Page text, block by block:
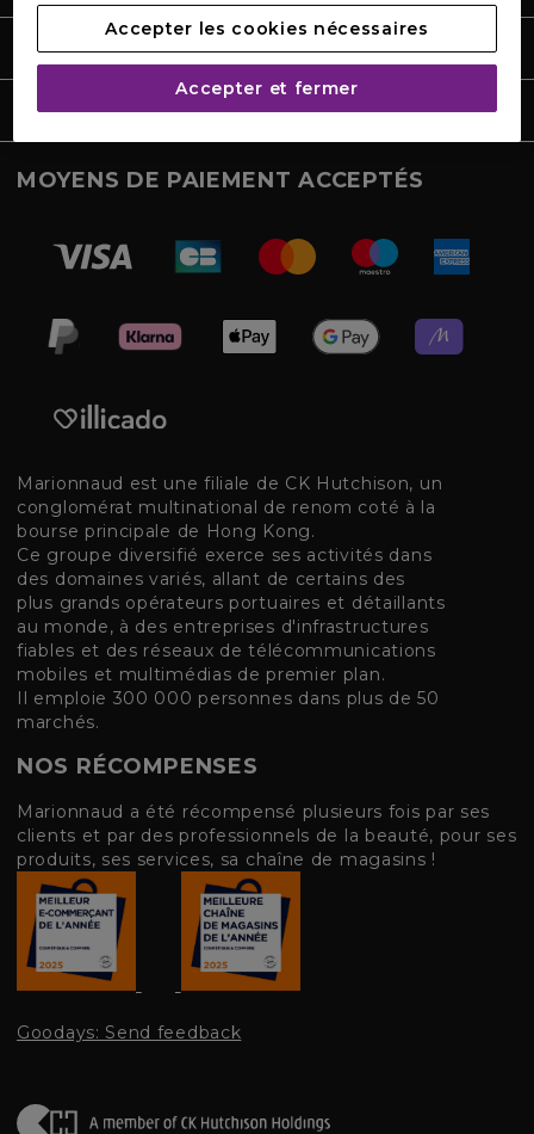
AIDE
CONDITIONS
MOYENS DE PAIEMENT ACCEPTÉS
Marionnaud est une filiale de CK Hutchison, un
conglomérat multinational de renom coté à la
bourse principale de Hong Kong.
Ce groupe diversifié exerce ses activités dans
des domaines variés, allant de certains des
plus grands opérateurs portuaires et détaillants
au monde, à des entreprises d'infrastructures
fiables et des réseaux de télécommunications
mobiles et multimédias de premier plan.
Il emploie 300 000 personnes dans plus de 50
marchés.
NOS RÉCOMPENSES
Marionnaud a été récompensé plusieurs fois par ses
clients et par des professionnels de la beauté, pour ses
produits, ses services, sa chaîne de magasins !
Goodays: Send feedback
Accepter les cookies nécessaires
Accepter et fermer